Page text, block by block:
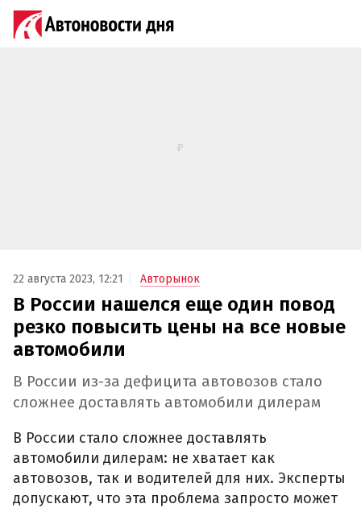
22 августа 2023, 12:21 Авторынок
В России нашелся еще один повод
резко повысить цены на все новые
автомобили
В России из-за дефицита автовозов стало
сложнее доставлять автомобили дилерам
В России стало сложнее доставлять
автомобили дилерам: не хватает как
автовозов, так и водителей для них. Эксперты
допускают, что эта проблема запросто может